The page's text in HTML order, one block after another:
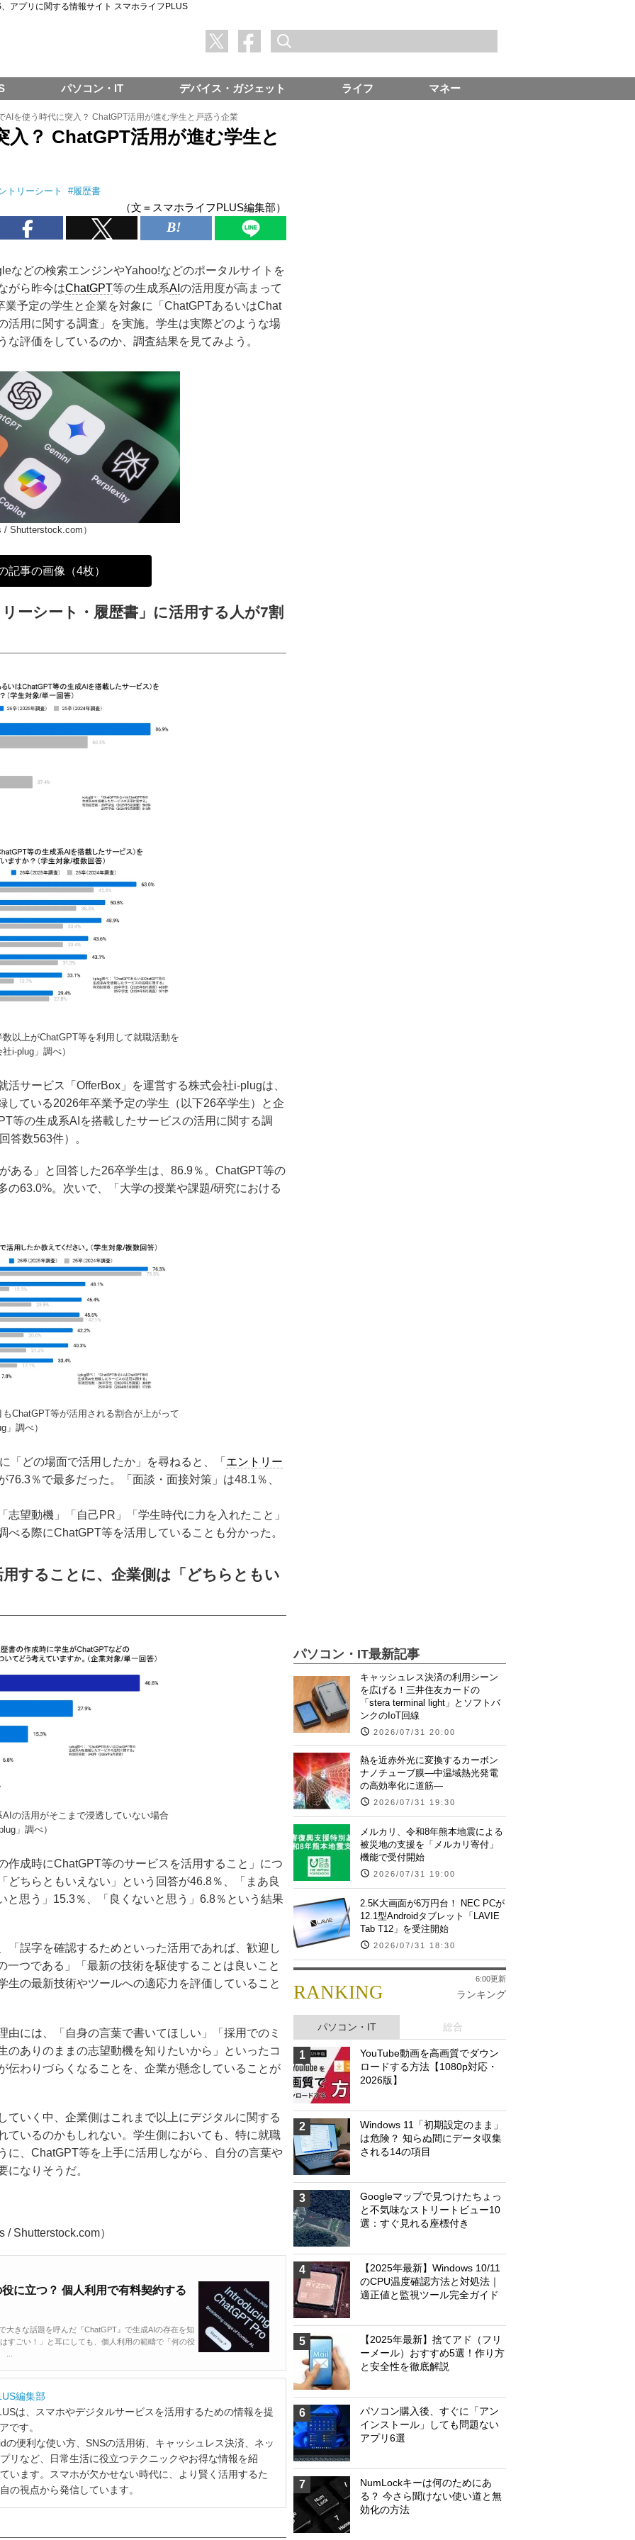
アプリに関する情報サイト スマホライフPLUS
AIを使う時代に突入？ ChatGPT活用が進む学生と戸惑う企業
？ ChatGPT活用が進む学生と
トリーシート #履歴書
（文＝スマホライフPLUS編集部）
などの検索エンジンやYahoo!などのポータルサイトを
がら昨今はChatGPT等の生成系AI の活用度が高まって
予定の学生と企業を対象に「ChatGPTあるいはChat
活用に関する調査」を実施。学生は実際どのような場
評価をしているのか、調査結果を見てみよう。
Shutterstock.com）
記事の画像（4枚）
ーシート・履歴書」に活用する人が7割
以上がChatGPT等を利用して就職活動を
i-plug」調べ）
サービス「OfferBox」を運営する株式会社i-plugは、
している2026年卒業予定の学生（以下26卒学生）と企
等の生成系AIを搭載したサービスの活用に関する調
答数563件）。
ある」と回答した26卒学生は、86.9％。ChatGPT等の
の63.0%。次いで、「大学の授業や課題/研究における
ChatGPT等が活用される割合が上がって
」調べ）
「どの場面で活用したか」を尋ねると、「 エントリー
76.3％で最多だった。「面談・面接対策」は48.1％、
望動機」「自己PR」「学生時代に力を入れたこと」
る際にChatGPT等を活用していることも分かった。
することに、企業側は「どちらともい
の活用がそこまで浸透していない場合
」調べ）
作成時にChatGPT等のサービスを活用すること」につ
どちらともいえない」という回答が46.8％、「まあ良
と思う」15.3％、「良くないと思う」6.8％という結果
「誤字を確認するためといった活用であれば、歓迎し
一つである」「最新の技術を駆使することは良いこと
生の最新技術やツールへの適応力を評価していること
由には、「自身の言葉で書いてほしい」「採用でのミ
のありのままの志望動機を知りたいから」といったコ
伝わりづらくなることを、企業が懸念していることが
ていく中、企業側はこれまで以上にデジタルに関する
ているのかもしれない。学生側においても、特に就職
に、ChatGPT等を上手に活用しながら、自分の言葉や
になりそうだ。
Shutterstock.com）
に立つ？ 個人利用で有料契約する
大きな話題を呼んだ『ChatGPT』で生成AIの存在を知
すごい！」と耳にしても、個人利用の範疇で「何の役
編集部
は、スマホやデジタルサービスを活用するための情報を提
です。
の便利な使い方、SNSの活用術、キャッシュレス決済、ネッ
リなど、日常生活に役立つテクニックやお得な情報を紹
います。スマホが欠かせない時代に、より賢く活用するた
の視点から発信しています。
パソコン・IT最新記事
キャッシュレス決済の利用シーン
を広げる！三井住友カードの
「stera terminal light」とソフトバ
ンクのIoT回線
2026/07/31 20:00
熱を近赤外光に変換するカーボン
ナノチューブ膜―中温域熱光発電
の高効率化に道筋―
2026/07/31 19:30
メルカリ、令和8年熊本地震による
被災地の支援を「メルカリ寄付」
機能で受付開始
2026/07/31 19:00
2.5K大画面が6万円台！ NEC PCが
12.1型Androidタブレット「LAVIE
Tab T12」を受注開始
2026/07/31 18:30
RANKING ランキング
6:00更新
パソコン・IT 総合
1
YouTube動画を高画質でダウン
ロードする方法【1080p対応・
2026版】
2
Windows 11「初期設定のまま」
は危険？ 知らぬ間にデータ収集
される14の項目
3
Googleマップで見つけたちょっ
と不気味なストリートビュー10
選：すぐ見れる座標付き
4
【2025年最新】Windows 10/11
のCPU温度確認方法と対処法｜
適正値と監視ツール完全ガイド
5
【2025年最新】捨てアド（フリ
ーメール）おすすめ5選！作り方
と安全性を徹底解説
6
パソコン購入後、すぐに「アン
インストール」しても問題ない
アプリ6選
7
NumLockキーは何のためにあ
る？ 今さら聞けない使い道と無
効化の方法
パソコン・IT デバイス・ガジェット ライフ マネー